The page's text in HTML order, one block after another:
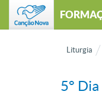
Liturgia
5°